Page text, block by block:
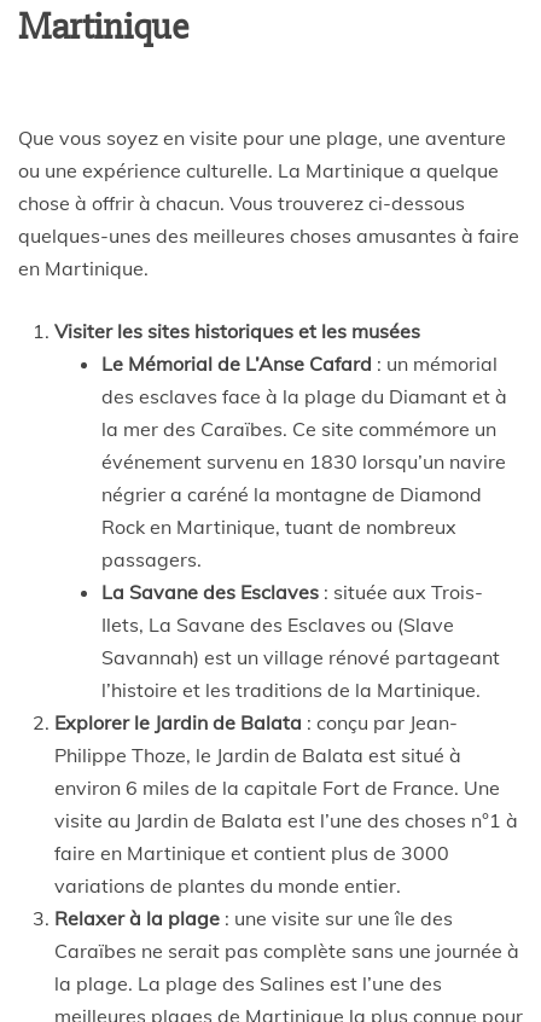
Martinique
Que vous soyez en visite pour une plage, une aventure
ou une expérience culturelle. La Martinique a quelque
chose à offrir à chacun. Vous trouverez ci-dessous
quelques-unes des meilleures choses amusantes à faire
en Martinique.
Visiter les sites historiques et les musées
Le Mémorial de L’Anse Cafard : un mémorial
des esclaves face à la plage du Diamant et à
la mer des Caraïbes. Ce site commémore un
événement survenu en 1830 lorsqu’un navire
négrier a caréné la montagne de Diamond
Rock en Martinique, tuant de nombreux
passagers.
La Savane des Esclaves : située aux Trois-
Ilets, La Savane des Esclaves ou (Slave
Savannah) est un village rénové partageant
l’histoire et les traditions de la Martinique.
Explorer le Jardin de Balata : conçu par Jean-
Philippe Thoze, le Jardin de Balata est situé à
environ 6 miles de la capitale Fort de France. Une
visite au Jardin de Balata est l’une des choses n°1 à
faire en Martinique et contient plus de 3000
variations de plantes du monde entier.
Relaxer à la plage : une visite sur une île des
Caraïbes ne serait pas complète sans une journée à
la plage. La plage des Salines est l’une des
meilleures plages de Martinique la plus connue pour